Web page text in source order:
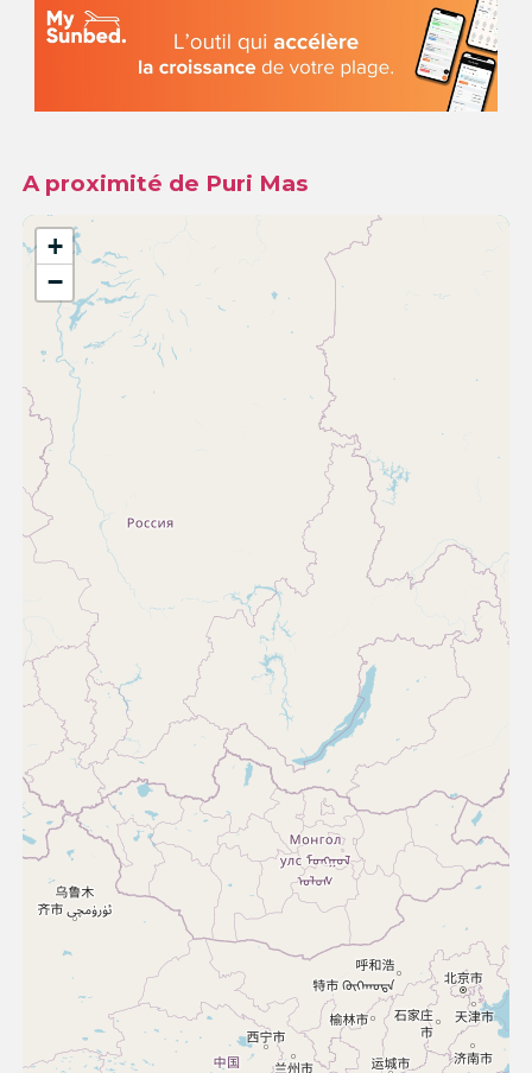
A proximité de Puri Mas
+
−